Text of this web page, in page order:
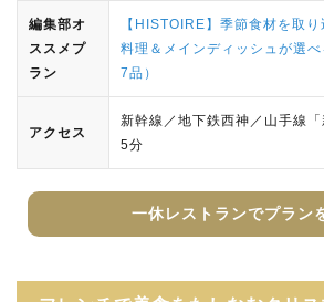
編集部オ
ススメプ
ラン
【HISTOIRE】季節食材を取
料理＆メインディッシュが選
7品）
アクセス
新幹線／地下鉄西神／山手線
5分
一休レストランでプラン